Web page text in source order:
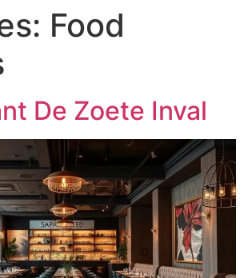
Food
De Zoete Inval